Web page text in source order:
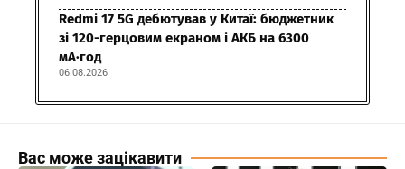
Redmi 17 5G дебютував у Китаї: бюджетник
зі 120-герцовим екраном і АКБ на 6300
мА·год
06.08.2026
Вас може зацікавити